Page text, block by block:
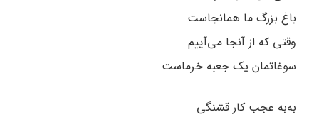
باغ بزرگ ما همانجاست
وقتی که از آنجا می‌آییم
سوغاتمان یک جعبه خرماست
به‌به عجب کار قشنگی